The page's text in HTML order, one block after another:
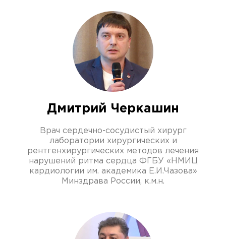
Дмитрий Черкашин
Врач сердечно-сосудистый хирург
лаборатории хирургических и
рентгенхирургических методов лечения
нарушений ритма сердца ФГБУ «НМИЦ
кардиологии им. академика Е.И.Чазова»
Минздрава России, к.м.н.